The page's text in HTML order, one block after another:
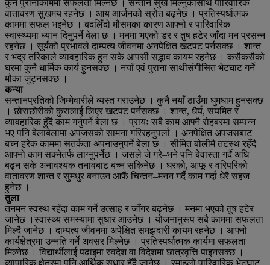
कुनै पुरानाकाममा सफलता मिल्नेछ । सन्तान सुख मिल्नुकासाथै पारिवारिक
वातावरण सुखमय रहनेछ । आय आर्जनको स्रोत बढ्नेछ । प्रतिस्पर्धात्मक
काममा सफल भइनेछ । बदलिँदो मौसमका कारण आफ्नो र पारिवारिक
स्वास्थ्यमा ध्यान दिनुपर्ने बेला छ । मनमा भएको डर र तुष हटेर जाँदा मन प्रसन्न
रहनेछ । सूर्यको प्रभावले दाम्पत्य जीवनमा अनपेक्षित खटपट पर्नसक्छ । शान्त
र भद्र तरिकाले व्यावहारिक हुन सके आपसी सद्भाव कायम रहनेछ । कसैकसैको
घरमा कुनै धार्मिक कार्य हुनसक्छ । नयाँ एवं पुराना साथीसंगीसित भेटघाट गर्ने
मौका जुट्नसक्छ ।
कन्या
सन्तानप्रतिको जिम्मेवारीले व्यस्त गराउनेछ । कुनै नयाँ ठाउँमा घुमघाम हुनसक्छ
। छोराछोरीको कुरालाई लिएर खटपट पर्नसक्छ । शान्त, धैर्य, संयमित र
व्यावहारिक हुँदै काम गर्नुपर्ने बेला छ । प्रायः सबै काम आफ्नै रोहबरमा सम्पन्न
भए पनि बेलाबेलामा अपजसको सामना गरिरहनुपर्ला । अनपेक्षित अपजसबाट
बच्न हरेक काममा सतर्कता अपनाउनुपर्ने बेला छ । सीमित बोलीमै तटस्थ रहँदै
आफ्नो काम सक्नेतर्फ लाग्नुपर्नेछ । जसले जे गरे–भने पनि बेवास्ता गर्दै अघि
बढ्न सके अनावश्यक तनावबाट बच्न सकिनेछ । घरको, आफू र वरिपरिको
वातावरण शान्त र सुमधुर बनाउन आफैं चिन्तन–मनन गर्दै काम गर्दा धेरै सहज
हुनेछ ।
तुला
तनमन स्वस्थ रहँदा काम गर्ने उत्साह र जाँगर बढ्नेछ । मनमा भएको तुष हटेर
जानेछ ।स्वास्थ्य समस्यामा सुधार आउनेछ । योजनानुरूप सबै काममा सफलता
मिल्दै जानेछ । दाम्पत्य जीवनमा अपेक्षित समझदारी कायम रहनेछ । आफ्नो
कार्यक्षेत्रमा उन्नति गर्ने अवसर मिल्नेछ । प्रतिस्पर्धात्मक कार्यमा सफलता
मिल्नेछ । विद्यार्थीलाई पढाइमा स्वदेश वा विदेशमा छात्रवृत्ति पाइनसक्छ ।
व्यापारिक क्षेत्रमा पनि आर्थिक सुधार हुँदै जानेछ । रमाइलो पारिवारिक भेटघाट